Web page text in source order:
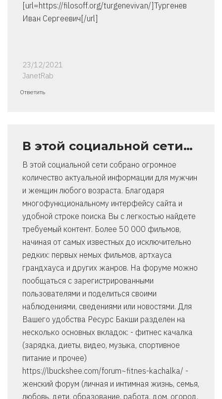
[url=https://filosoff.org/turgenevivan/]Тургенев
Иван Сергеевич[/url]
23/12/2021
JanetRab
Ответить
В этой социальной сети…
В этой социальной сети собрано огромное
количество актуальной информации для мужчин
и женщин любого возраста. Благодаря
многофункциональному интерфейсу сайта и
удобной строке поиска Вы с легкостью найдете
требуемый контент. Более 50 000 фильмов,
начиная от самых известных до исключительно
редких: первых немых фильмов, артхауса
грандхауса и других жанров. На форуме можно
пообщаться с зарегистрированными
пользователями и поделиться своими
наблюдениями, сведениями или новостями. Для
Вашего удобства Ресурс Бакши разделен на
несколько основных вкладок: - фитнес качалка
(зарядка, диеты, видео, музыка, спортивное
питание и прочее)
https://lbuckshee.com/forum~fitnes-kachalka/ -
женский форум (личная и интимная жизнь, семья,
любовь, дети, образование, работа, дом, огород,